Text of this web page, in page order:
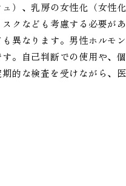
）、乳房の女性化（女性
クなども考慮する必要が
異なります。男性ホルモ
。自己判断での使用や、
的な検査を受けながら、